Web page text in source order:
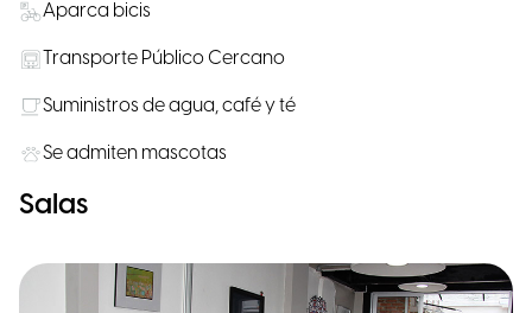
Aparca bicis
Transporte Público Cercano
Suministros de agua, café y té
Se admiten mascotas
Salas